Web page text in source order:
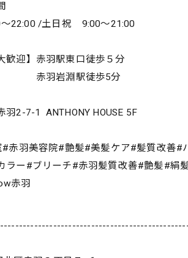
22:00 /土日祝 9:00～21:00
歓迎】赤羽駅東口徒歩５分
淵駅徒歩5分
羽2-7-1 ANTHONY HOUSE 5F
#赤羽美容院#艶髪#美髪ケア#髪質改善
ラー#ブリーチ#赤羽髪質改善#艶髪#絹
赤羽